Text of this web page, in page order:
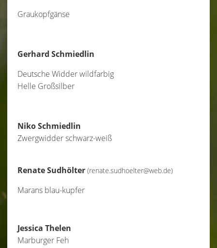
Graukopfgänse
Gerhard Schmiedlin
Deutsche Widder wildfarbig
Helle Großsilber
Niko Schmiedlin
Zwergwidder schwarz-weiß
Renate Sudhölter (renate.sudhoelter@web.de)
Marans blau-kupfer
Jessica Thelen
Marburger Feh